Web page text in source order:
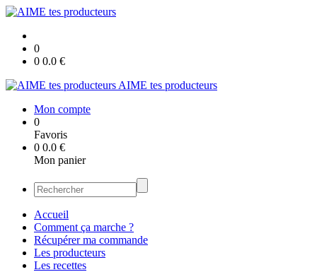
0
0 0.0 €
AIME tes producteurs
Mon compte
0
Favoris
0 0.0 €
Mon panier
Accueil
Comment ça marche ?
Récupérer ma commande
Les producteurs
Les recettes